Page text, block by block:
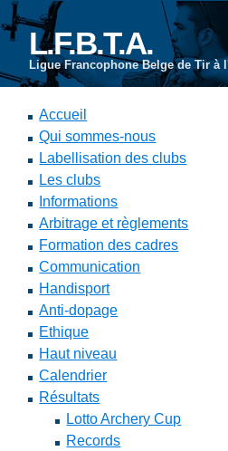
L.F.B.T.A.
Ligue Francophone Belge de Tir à
Accueil
Qui sommes-nous
Labellisation des clubs
Les clubs
Informations
Arbitrage et règlements
Formation des cadres
Communication
Handisport
Anti-dopage
Ethique
Haut niveau
Calendrier
Résultats
Lotto Archery Cup
Records